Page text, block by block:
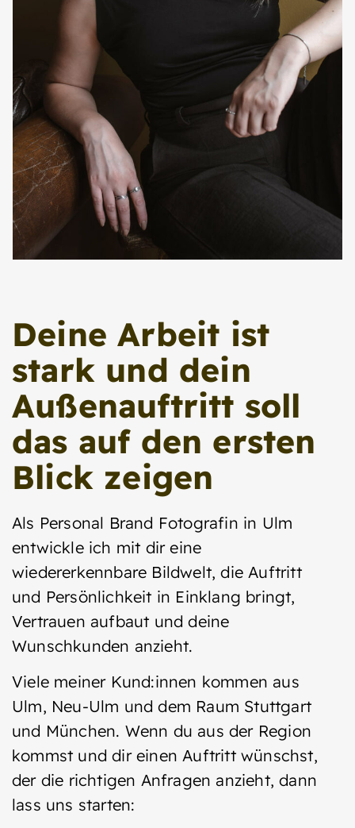
Deine Arbeit ist
stark und dein
Außenauftritt soll
das auf den ersten
Blick zeigen
Als Personal Brand Fotografin in Ulm
entwickle ich mit dir eine
wiedererkennbare Bildwelt, die Auftritt
und Persönlichkeit in Einklang bringt,
Vertrauen aufbaut und deine
Wunschkunden anzieht.
Viele meiner Kund:innen kommen aus
Ulm, Neu-Ulm und dem Raum Stuttgart
und München. Wenn du aus der Region
kommst und dir einen Auftritt wünschst,
der die richtigen Anfragen anzieht, dann
lass uns starten: